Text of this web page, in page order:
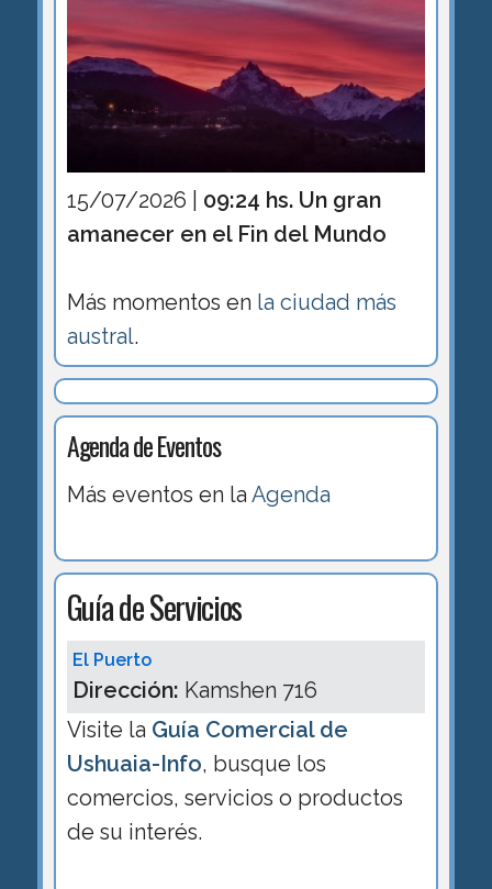
15/07/2026 | 09:24 hs. Un gran
amanecer en el Fin del Mundo
Más momentos en la ciudad más
austral.
Agenda de Eventos
Más eventos en la Agenda
Guía de Servicios
El Puerto
Dirección: Kamshen 716
Visite la Guía Comercial de
Ushuaia-Info, busque los
comercios, servicios o productos
de su interés.